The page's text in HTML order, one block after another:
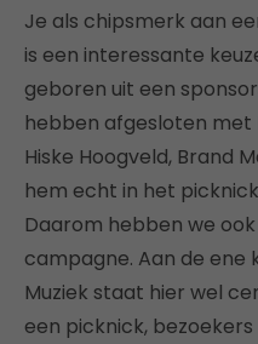
Je als chipsmerk aan
is een interessante
geboren uit een
hebben afgesloten met
Hiske Hoogveld, Brand
hem echt in het
Daarom hebben we
campagne. Aan de ene
Muziek staat hier wel
een picknick,